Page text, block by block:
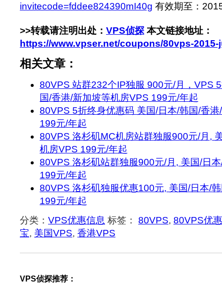
invitecode=fddee824390mI40g 有效期至：
>>转载请注明出处： VPS侦探 本文链接地址：
https://www.vpser.net/coupons/80vps-
相关文章：
80VPS 站群232个IP独服 900元/月，VPS
国/香港/新加坡等机房VPS 199元/年起
80VPS 5折终身优惠码 美国/日本/韩国/香
199元/年起
80VPS 洛杉矶MC机房站群独服900元/月,
机房VPS 199元/年起
80VPS 洛杉矶站群独服900元/月, 美国/日
199元/年起
80VPS 洛杉矶独服优惠100元, 美国/日本/
199元/年起
分类： VPS优惠信息 标签： 80VPS, 80VPS优
宝, 美国VPS, 香港VPS
VPS侦探推荐：